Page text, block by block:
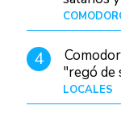
4
"regó de
LOCALES